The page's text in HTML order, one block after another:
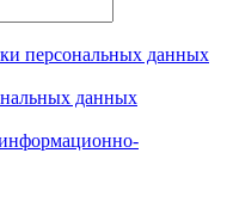
персональных данных
данных